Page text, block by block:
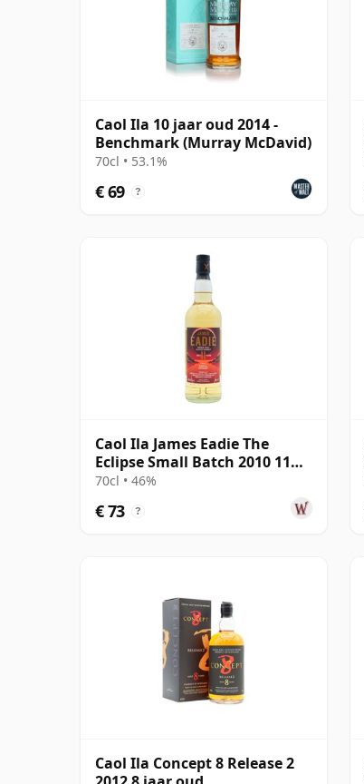
Caol Ila 10 jaar oud 2014 -
Benchmark (Murray McDavid)
70cl • 53.1%
€ 69 ?
Caol Ila James Eadie The
Eclipse Small Batch 2010 11
jaar oud
70cl • 46%
€ 73 ?
Caol Ila Concept 8 Release 2